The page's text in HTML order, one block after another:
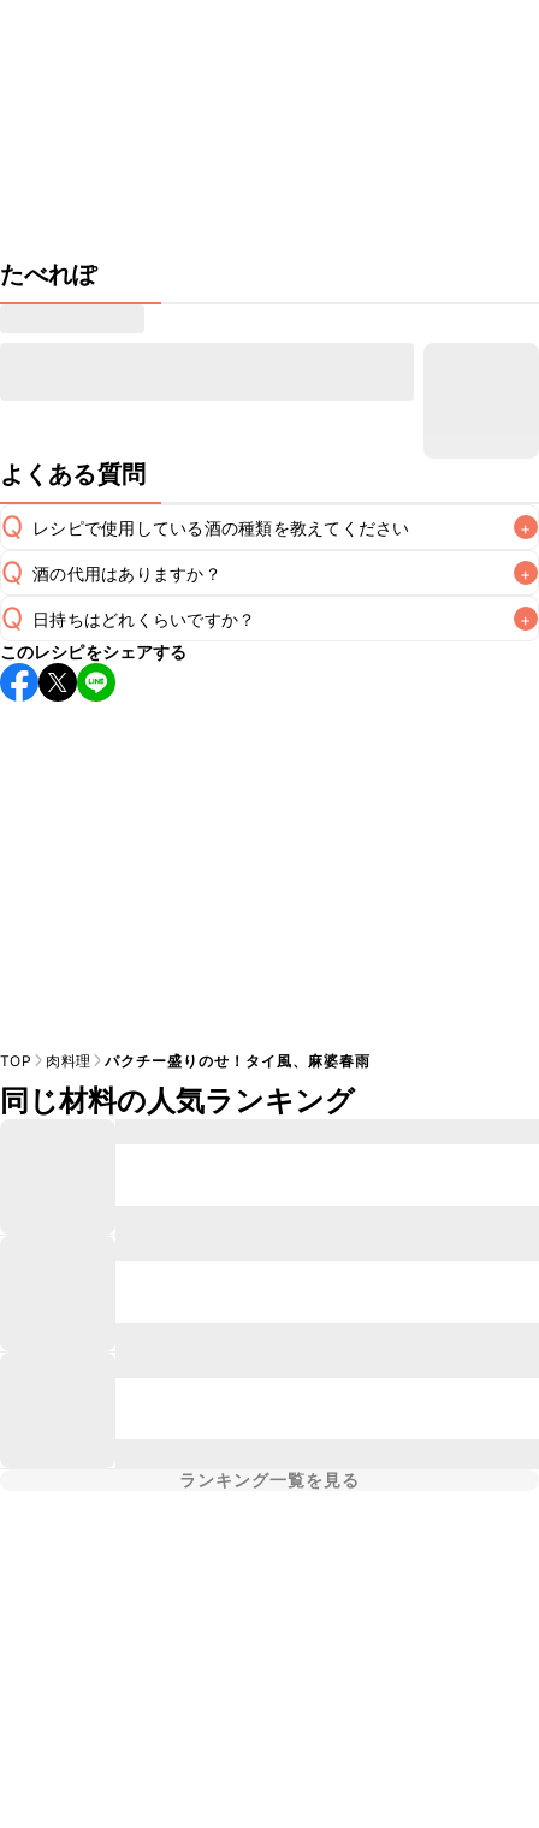
たべれぽ
よくある質問
Q レシピで使用している酒の種類を教えてください +
A
Q 酒の代用はありますか？ +
A
Q 日持ちはどれくらいですか？ +
保存期間は冷蔵で翌日中が目安です。なるべくお早めにお召
し上がりください。
このレシピをシェアする
TOP 肉料理 パクチー盛りのせ！タイ風、麻婆春雨
同じ材料の人気ランキング
ランキング一覧を見る